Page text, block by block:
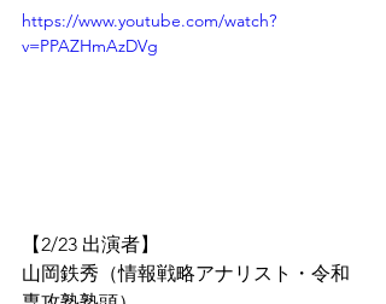
https://www.youtube.com/watch?
v=PPAZHmAzDVg
【2/23 出演者】
山岡鉄秀（情報戦略アナリスト・令和